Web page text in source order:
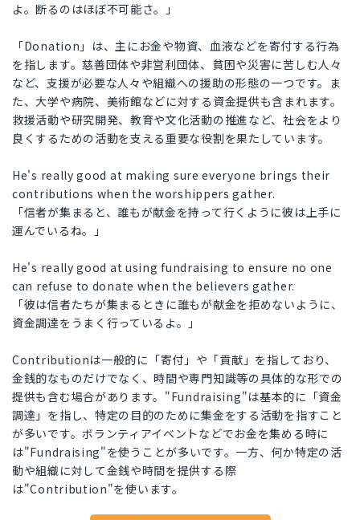
よ。断るのはほぼ不可能さ。」
「Donation」は、主にお金や物資、血液などを寄付する行為
を指します。慈善団体や非営利団体、貧困や災害に苦しむ人々
など、支援が必要な人々や組織への援助の形態の一つです。ま
た、大学や病院、美術館などに対する資金提供も含まれます。
救援活動や研究開発、教育や文化活動の推進など、社会をより
良くするための活動を支える重要な役割を果たしています。
He's really good at making sure everyone brings their
contributions when the worshippers gather.
「信者が集まると、誰もが献金を持って行くように彼は上手に
運んでいるね。」
He's really good at using fundraising to ensure no one
can refuse to donate when the believers gather.
「彼は信者たちが集まるときに誰もが献金を拒めないように、
資金調達をうまく行っているよ。」
Contributionは一般的に「寄付」や「貢献」を指しており、
金銭的なものだけでなく、時間や専門知識等の具体的な形での
提供も含む場合があります。"Fundraising"は基本的に「資金
調達」を指し、特定の目的のために集金をする活動を指すこと
が多いです。ボランティアイベントなどでお金を集める時に
は"Fundraising"を使うことが多いです。一方、何か特定の活
動や組織に対して金銭や時間を提供する際
は"Contribution"を使います。